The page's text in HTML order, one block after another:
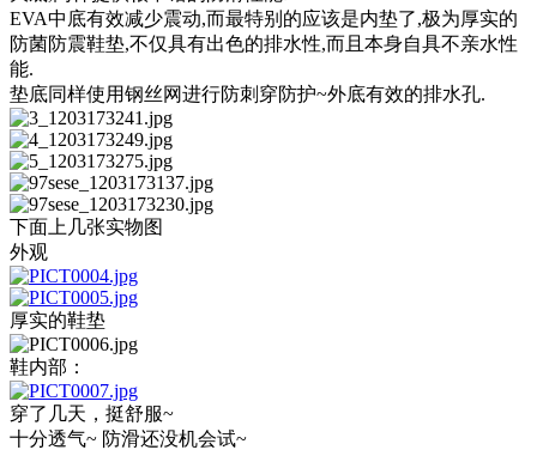
EVA中底有效减少震动,而最特别的应该是内垫了,极为厚实的
防菌防震鞋垫,不仅具有出色的排水性,而且本身自具不亲水性
能.
垫底同样使用钢丝网进行防刺穿防护~外底有效的排水孔.
下面上几张实物图
外观
厚实的鞋垫
鞋内部：
穿了几天，挺舒服~
十分透气~ 防滑还没机会试~